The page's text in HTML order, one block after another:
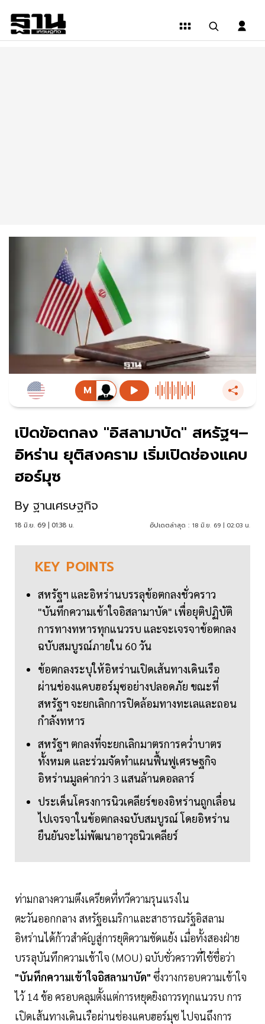
เปิดข้อตกลง "อิสลามาบัด" สหรัฐฯ–
อิหร่าน ยุติสงคราม เริ่มเปิดช่องแคบ
ฮอร์มุซ
By ฐานเศรษฐกิจ
18 มิ.ย. 69 | 01:38 น. อัปเดตล่าสุด : 18 มิ.ย. 69 | 02:03 น.
KEY POINTS
สหรัฐฯ และอิหร่านบรรลุข้อตกลงชั่วคราว
"บันทึกความเข้าใจอิสลามาบัด" เพื่อยุติปฏิบัติ
การทางทหารทุกแนวรบ และจะเจรจาข้อตกลง
ฉบับสมบูรณ์ภายใน 60 วัน
ข้อตกลงระบุให้อิหร่านเปิดเส้นทางเดินเรือ
ผ่านช่องแคบฮอร์มุซอย่างปลอดภัย ขณะที่
สหรัฐฯ จะยกเลิกการปิดล้อมทางทะเลและถอน
กำลังทหาร
สหรัฐฯ ตกลงที่จะยกเลิกมาตรการคว่ำบาตร
ทั้งหมด และร่วมจัดทำแผนฟื้นฟูเศรษฐกิจ
อิหร่านมูลค่ากว่า 3 แสนล้านดอลลาร์
ประเด็นโครงการนิวเคลียร์ของอิหร่านถูกเลื่อน
ไปเจรจาในข้อตกลงฉบับสมบูรณ์ โดยอิหร่าน
ยืนยันจะไม่พัฒนาอาวุธนิวเคลียร์
ท่ามกลางความตึงเครียดที่ทวีความรุนแรงใน
ตะวันออกกลาง สหรัฐอเมริกาและสาธารณรัฐอิสลาม
อิหร่านได้ก้าวสำคัญสู่การยุติความขัดแย้ง เมื่อทั้งสองฝ่าย
บรรลุบันทึกความเข้าใจ (MOU) ฉบับชั่วคราวที่ใช้ชื่อว่า
"บันทึกความเข้าใจอิสลามาบัด" ซึ่งวางกรอบความเข้าใจ
ไว้ 14 ข้อ ครอบคลุมตั้งแต่การหยุดยิงถาวรทุกแนวรบ การ
เปิดเส้นทางเดินเรือผ่านช่องแคบฮอร์มุซ ไปจนถึงการ